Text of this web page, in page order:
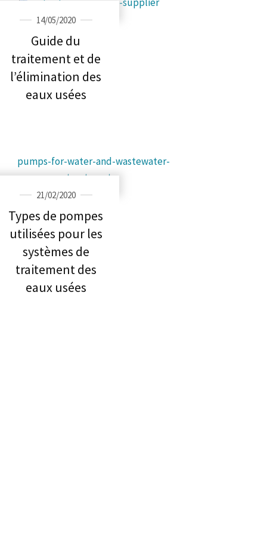
14/05/2020
Guide du
traitement et de
l’élimination des
eaux usées
21/02/2020
Types de pompes
utilisées pour les
systèmes de
traitement des
eaux usées